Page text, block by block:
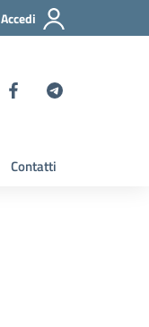
Accedi
Contatti